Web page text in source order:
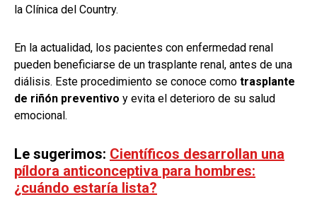
la Clínica del Country.
En la actualidad, los pacientes con enfermedad renal
pueden beneficiarse de un trasplante renal, antes de una
diálisis. Este procedimiento se conoce como trasplante
de riñón preventivo y evita el deterioro de su salud
emocional.
Le sugerimos: Científicos desarrollan una
píldora anticonceptiva para hombres:
¿cuándo estaría lista?